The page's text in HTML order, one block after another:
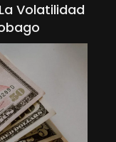
Volatilidad